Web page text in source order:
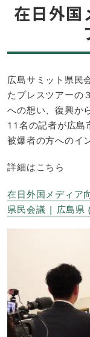
在日外国
広島サミット県民
たプレスツアーの
への想い、復興か
11名の記者が広島
被爆者の方へのイ
詳細はこちら
在日外国メディア
県民会議 | 広島